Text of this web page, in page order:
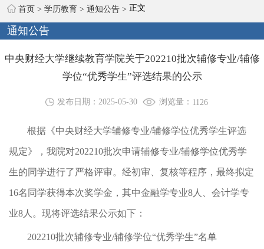
首页 > 学历教育 > 通知公告 > 正文
通知公告
中央财经大学继续教育学院关于202210批次辅修专业/辅修
学位“优秀学生”评选结果的公示
发布日期：2025-05-30 浏览量： 1126
根据《中央财经大学辅修专业/辅修学位优秀学生评选
规定》，我院对202210批次申请辅修专业/辅修学位优秀学
生的同学进行了严格评审。经初审、复核等程序，最终拟定
16名同学获得本次奖学金，其中金融学专业8人、会计学专
业8人。现将评选结果公示如下：
202210批次辅修专业/辅修学位“优秀学生”名单